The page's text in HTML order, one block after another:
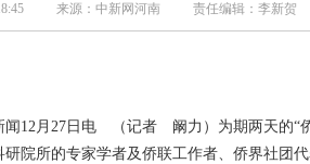
来源：中新网河南 责任编辑：李新贺
月27日电 （记者 阚力）为期两天的“侨
研院所的专家学者及侨联工作者、侨界社团